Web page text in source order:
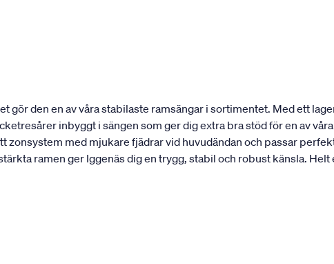
den en av våra stabilaste ramsängar i sortimentet. Med ett
inbyggt i sängen som ger dig extra bra stöd för en av
med mjukare fjädrar vid huvudändan och passar
ramen ger Iggenäs dig en trygg, stabil och robust känsla.